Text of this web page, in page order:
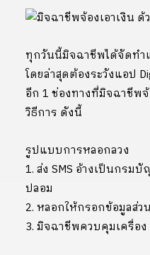
ทุกวันนี้มิจฉาชีพได้จัดทำ
โดยล่าสุดต้องระวังแอป
อีก 1 ช่องทางที่มิจฉาชีพ
วิธีการ ดังนี้
รูปแบบการหลอกลวง
1. ส่ง SMS อ้างเป็นกรม
ปลอม
2. หลอกให้กรอกข้อมูลส่
3. มิจฉาชีพควบคุมเครื่อ